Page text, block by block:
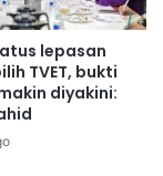
lepasan
TVET, bukti
diyakini: